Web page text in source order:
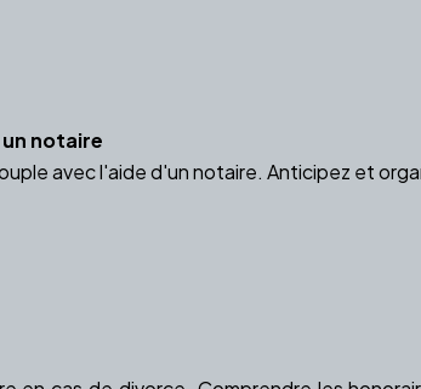
notaire
avec l'aide d'un notaire. Anticipez et